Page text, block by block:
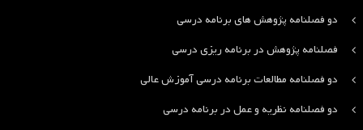
دو فصلنامه پژوهش های برنامه درسی
فصلنامه پژوهش در برنامه ریزی درسی
دو فصلنامه مطالعات برنامه درسی آموزش عالی
دو فصلنامه نظریه و عمل در برنامه درسی